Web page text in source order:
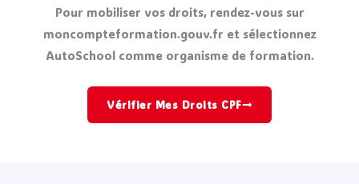
Pour mobiliser vos droits, rendez-vous sur
moncompteformation.gouv.fr et sélectionnez
AutoSchool comme organisme de formation.
Vérifier Mes Droits CPF